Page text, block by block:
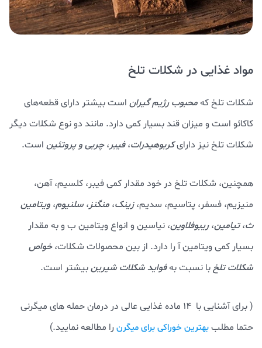
مواد غذایی در شکلات تلخ
شکلات تلخ کهمحبوب رژیم گیران است بیشتر دارای قطعه‌های
کاکائو است و میزان قند بسیار کمی دارد. مانند دو نوع شکلات دیگر
شکلات تلخ نیز دارایکربوهیدرات،فیبر،چربی و پروتئین است.
همچنین، شکلات تلخ در خود مقدار کمی فیبر، کلسیم، آهن،
منیزیم، فسفر، پتاسیم، سدیم،زینک، منگنز، سلنیوم، ویتامین
ث،تیامین،ریبوفلاوین، نیاسین و انواع ویتامین ب و به مقدار
بسیار کمی ویتامین آ را دارد. از بین محصولات شکلات،خواص
شکلات تلخبا نسبت بهفواید شکلات شیرینبیشتر است.
( برای آشنایی با 14 ماده غذایی عالی در درمان حمله های میگرنی
حتما مطلببهترین خوراکی برای میگرن را مطالعه نمایید.)